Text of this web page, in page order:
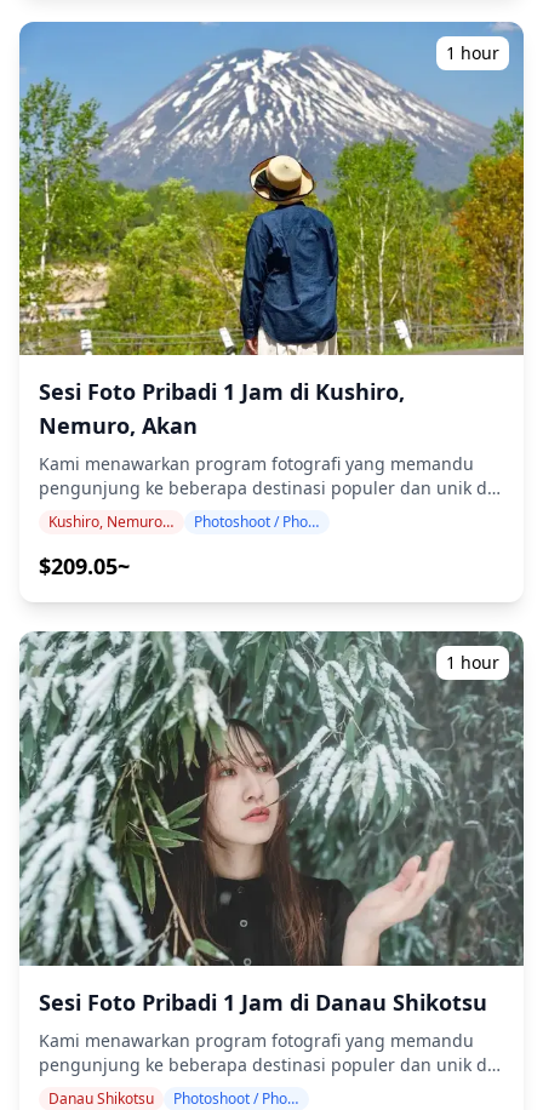
taki tiga tingkat, dan latar mata air panas hutan. Sesi
fotografi tersedia di mana saja di Kitayuzawa Onsen dan
dapat dipesan hingga 3 hari sebelumnya. Kami akan
mengatur fotografer berbahasa Inggris/Jepang. File foto
asli 100+ akan dikirimkan dalam waktu seminggu, dan
Anda dapat memilih 10 foto favorit Anda untuk dikirim
ulang. Koreksi dilakukan untuk membangkitkan suasana
termal hutan, dan jika diinginkan, penyesuaian dapat
dilakukan pada suasana dan warna. Biarkan kami
mengabadikan momen spesial Anda di Kitayuzawa
Onsen melalui layanan fotografi kami! ◆ Informasi
penting: ・Jika Anda terlambat tiba untuk waktu
pertemuan yang dijadwalkan, durasi pemotretan dan
jumlah foto yang dikirimkan dapat dikurangi. ・Jika
hujan diperkirakan akan turun di lokasi pemotretan 3
hari sebelum tanggal yang dijadwalkan atau jika tiba-
tiba hujan pada hari pemotretan, tiga opsi tersedia: (1)
menjadwalkan ulang tanggal dan waktu, (2) mengubah
lokasi, atau (3) membatalkan pemotretan. ![]
(https://assets.hldycdn.com/65c3ae86-51e6-4d44-a0d4-
(https://assets.hldycdn.com/7b32d471-5e32-46e9-a8f7-
54f3d556215a.jpg)
1 hour
Sesi Foto Pribadi 1 Jam di Kushiro,
Nemuro, Akan
Kami menawarkan program fotografi yang memandu
pengunjung ke beberapa destinasi populer dan unik di
Kushiro, Nemuro, dan Akan. Dipandu oleh fotografer
berkualifikasi tinggi, program kami menyesuaikan
jadwal perjalanan Anda, menangkap komposisi alami
bagikan lokasi pilihan Anda dengan kami!) Temukan
lahan basah yang masih alami dan lanskap vulkanik di
Hokkaido timur. Dari burung bangau mahkota merah
yang megah di Rawa Kushiro dan danau kaldera
sebening kristal di Taman Nasional Akan-Mashu hingga
garis pantai dramatis Tanjung Nosappu, abadikan
esensi dari surga margasatwa Jepang. Sesi fotografi
tersedia di mana saja di Kushiro, Nemuro, dan Akan dan
dapat dipesan hingga 3 hari sebelumnya. Kami akan
mengatur fotografer berbahasa Inggris/Jepang. File asli
100+ foto dikirimkan dalam waktu seminggu, dan Anda
dapat memilih 10 foto favorit Anda untuk dikirim ulang.
Koreksi dibuat untuk membangkitkan suasana tertentu,
dan jika diinginkan, penyesuaian dapat dilakukan pada
suasana hati dan warna. Biarkan kami mengabadikan
momen spesial Anda di Kushiro, Nemuro, dan Akan
melalui layanan fotografi kami! ◆ Informasi penting: ・
Jika Anda terlambat tiba untuk waktu pertemuan yang
dijadwalkan, durasi pemotretan dan jumlah foto yang
dikirimkan dapat dikurangi. ・Jika hujan diperkirakan
akan turun di tempat pemotretan 3 hari sebelum
Kushiro, Nemuro, Akan Photoshoot / Photo tour
$209.05~
1 hour
Sesi Foto Pribadi 1 Jam di Danau Shikotsu
Kami menawarkan program fotografi yang memandu
pengunjung ke beberapa destinasi populer dan unik di
Danau Shikotsu. Dipandu oleh fotografer berkualifikasi
Danau Shikotsu Photoshoot / Photo tour